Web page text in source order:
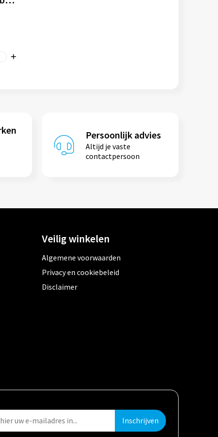
Persoonlijk advies
Altijd je vaste
contactpersoon
Veilig winkelen
Algemene voorwaarden
Privacy en cookiebeleid
Disclaimer